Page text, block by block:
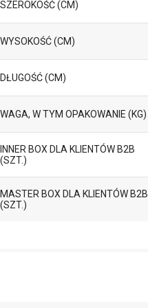
SZEROKOŚĆ (CM)
WYSOKOŚĆ (CM)
DŁUGOŚĆ (CM)
WAGA, W TYM OPAKOWANIE (KG)
INNER BOX DLA KLIENTÓW B2B
(SZT.)
MASTER BOX DLA KLIENTÓW B2B
(SZT.)